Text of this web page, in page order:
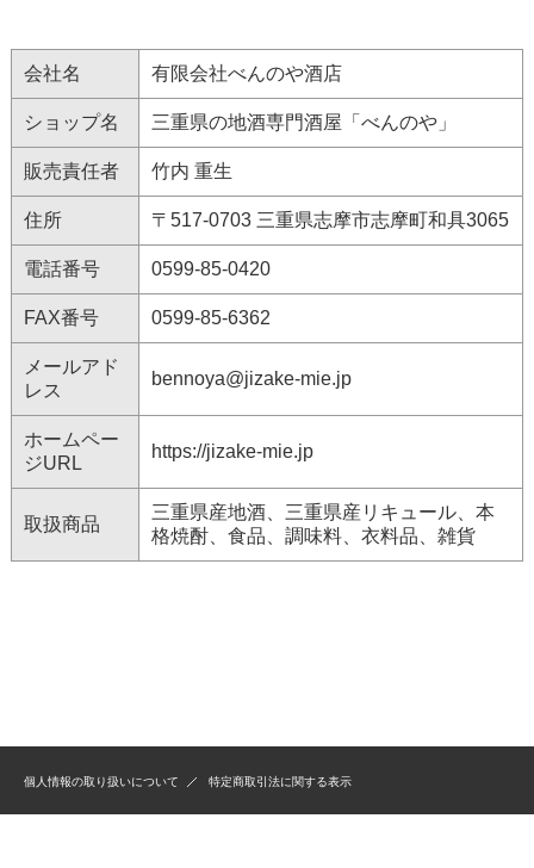
会社名 有限会社べんのや酒店
ショップ名 三重県の地酒専門酒屋「べんのや」
販売責任者 竹内 重生
住所 〒517-0703 三重県志摩市志摩町和具3065
電話番号 0599-85-0420
FAX番号 0599-85-6362
メールアド
レス
bennoya@jizake-mie.jp
ホームペー
ジURL
https://jizake-mie.jp
取扱商品
三重県産地酒、三重県産リキュール、本
格焼酎、食品、調味料、衣料品、雑貨
個人情報の取り扱いについて 特定商取引法に関する表示